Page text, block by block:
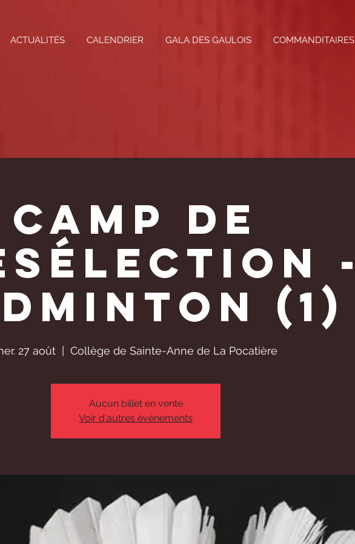
ACTUALITÉS CALENDRIER GALA DES GAULOIS COMMANDITAIRES
Camp de
-
(1)
27 août Collège de Sainte-Anne de La Pocatière
Aucun billet en vente
Voir d'autres événements